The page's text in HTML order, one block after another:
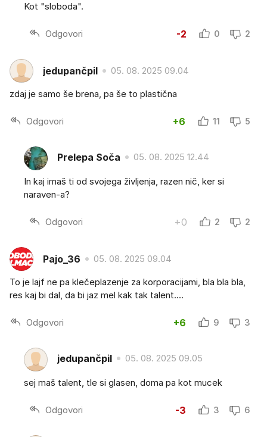
Kot "sloboda".
Odgovori -2 0 2
jedupančpil 05. 08. 2025 09.04
zdaj je samo še brena, pa še to plastična
Odgovori +6 11 5
Prelepa Soča 05. 08. 2025 12.44
In kaj imaš ti od svojega življenja, razen nič, ker si
naraven-a?
Odgovori +0 2 2
Pajo_36 05. 08. 2025 09.04
To je lajf ne pa klečeplazenje za korporacijami, bla bla bla,
res kaj bi dal, da bi jaz mel kak tak talent....
Odgovori +6 9 3
jedupančpil 05. 08. 2025 09.05
sej maš talent, tle si glasen, doma pa kot mucek
Odgovori -3 3 6